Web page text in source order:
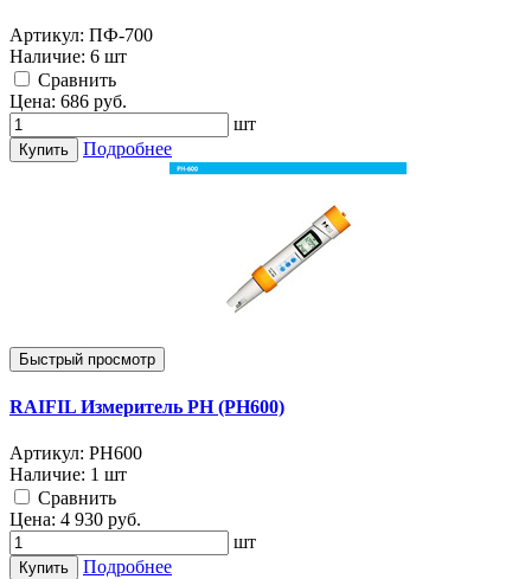
Артикул: ПФ-700
Наличие: 6 шт
Cравнить
Цена: 686 руб.
шт
Купить Подробнее
Быстрый просмотр
RAIFIL Измеритель РН (РН600)
Артикул: РН600
Наличие: 1 шт
Cравнить
Цена: 4 930 руб.
шт
Купить Подробнее